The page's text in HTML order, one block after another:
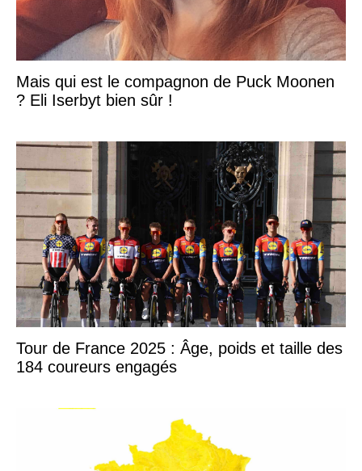
Mais qui est le compagnon de Puck Moonen
? Eli Iserbyt bien sûr !
Tour de France 2025 : Âge, poids et taille des
184 coureurs engagés